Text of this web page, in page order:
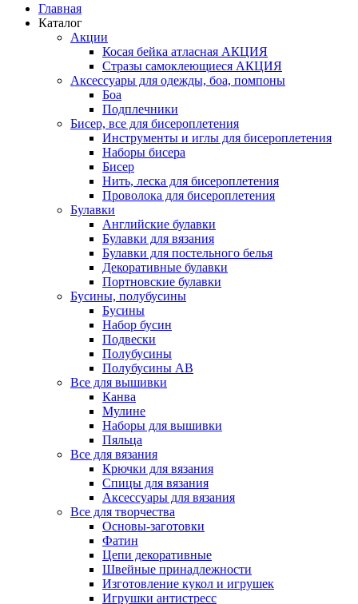
Главная
Каталог
Акции
Косая бейка атласная АКЦИЯ
Стразы самоклеющиеся АКЦИЯ
Аксессуары для одежды, боа, помпоны
Боа
Подплечники
Бисер, все для бисероплетения
Инструменты и иглы для бисероплетения
Наборы бисера
Бисер
Нить, леска для бисероплетения
Проволока для бисероплетения
Булавки
Английские булавки
Булавки для вязания
Булавки для постельного белья
Декоративные булавки
Портновские булавки
Бусины, полубусины
Бусины
Набор бусин
Подвески
Полубусины
Полубусины AB
Все для вышивки
Канва
Мулине
Наборы для вышивки
Пяльца
Все для вязания
Крючки для вязания
Спицы для вязания
Аксессуары для вязания
Все для творчества
Основы-заготовки
Фатин
Цепи декоративные
Швейные принадлежности
Изготовление кукол и игрушек
Игрушки антистресс